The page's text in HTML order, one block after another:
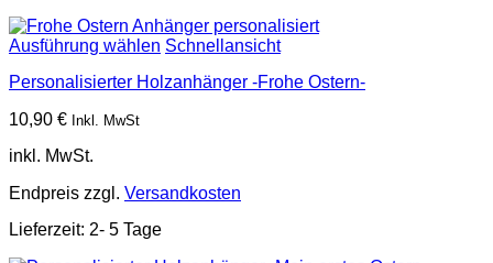
Ausführung wählen Schnellansicht
Personalisierter Holzanhänger -Frohe Ostern-
10,90 € Inkl. MwSt
inkl. MwSt.
Endpreis zzgl. Versandkosten
Lieferzeit: 2- 5 Tage